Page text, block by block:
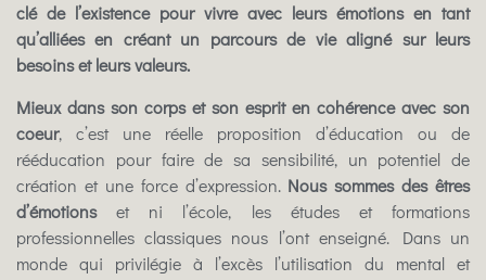
clé de l’existence pour vivre avec leurs émotions en tant
qu’alliées en créant un parcours de vie aligné sur leurs
besoins et leurs valeurs.
Mieux dans son corps et son esprit en cohérence avec son
coeur, c’est une réelle proposition d’éducation ou de
rééducation pour faire de sa sensibilité, un potentiel de
création et une force d’expression. Nous sommes des êtres
d’émotionset ni l’école, les études et formations
professionnelles classiques nous l’ont enseigné. Dans un
monde qui privilégie à l’excès l’utilisation du mental et